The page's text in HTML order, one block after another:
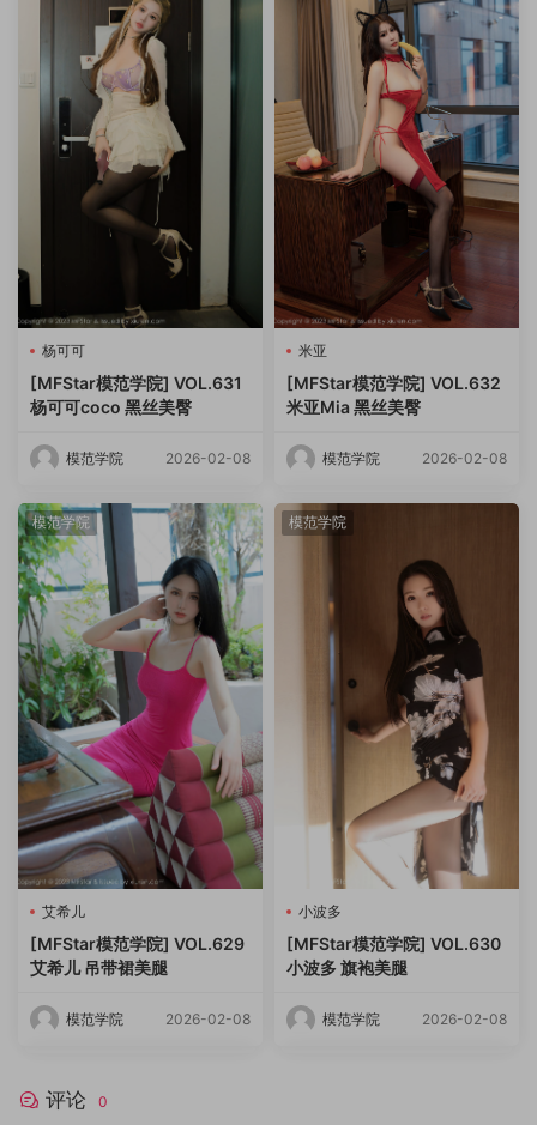
杨可可
[MFStar模范学院] VOL.631
杨可可coco 黑丝美臀
模范学院 2026-02-08
米亚
[MFStar模范学院] VOL.632
米亚Mia 黑丝美臀
模范学院 2026-02-08
模范学院
艾希儿
[MFStar模范学院] VOL.629
艾希儿 吊带裙美腿
模范学院 2026-02-08
模范学院
小波多
[MFStar模范学院] VOL.630
小波多 旗袍美腿
模范学院 2026-02-08
评论 0